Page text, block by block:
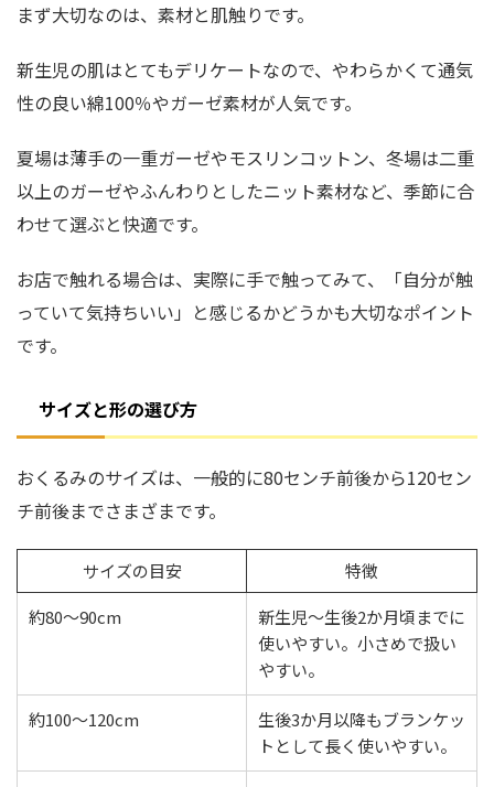
まず大切なのは、素材と肌触りです。
新生児の肌はとてもデリケートなので、やわらかくて通気
性の良い綿100％やガーゼ素材が人気です。
夏場は薄手の一重ガーゼやモスリンコットン、冬場は二重
以上のガーゼやふんわりとしたニット素材など、季節に合
わせて選ぶと快適です。
お店で触れる場合は、実際に手で触ってみて、「自分が触
っていて気持ちいい」と感じるかどうかも大切なポイント
です。
サイズと形の選び方
おくるみのサイズは、一般的に80センチ前後から120セン
チ前後までさまざまです。
サイズの目安
特徴
約80〜90cm
新生児〜生後2か月頃までに
使いやすい。小さめで扱い
やすい。
約100〜120cm
生後3か月以降もブランケッ
トとして長く使いやすい。